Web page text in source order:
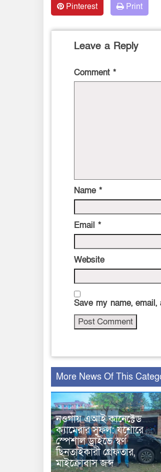
Pinterest
Print
Leave a Reply
Comment *
Name *
Email *
Website
Save my name,
More News Of This
নওগাঁয় এআই কানেক্টেড
ক্যামেরার সুফল: যশোরে
স্পেশাল ড্রাইভে স্বর্ণ
ছিনতাইকারী গ্রেফতার,
মাইক্রোবাস জব্দ